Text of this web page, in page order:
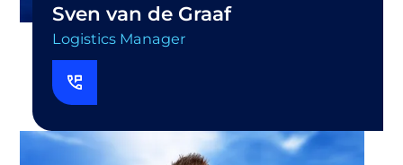
Sven van de Graaf
Logistics Manager